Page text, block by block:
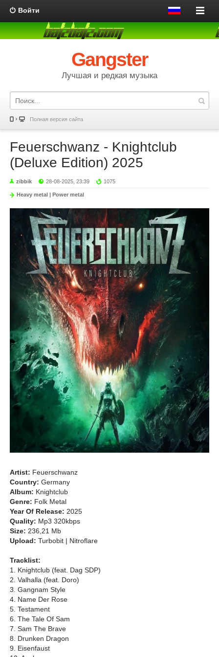
Войти
Gangster
Лучшая и редкая музыка
Полная версия сайта
Feuerschwanz - Knightclub
(Deluxe Edition) 2025
zibbik 28-08-2025, 23:39 1075
Heavy metal | Power metal
Artist: Feuerschwanz
Country: Germany
Album: Knightclub
Genre: Folk Metal
Year Of Release: 2025
Quality: Mp3 320kbps
Size: 236,21 Mb
Upload: Turbobit | Nitroflare
Tracklist:
1. Knightclub (feat. Dag SDP)
2. Valhalla (feat. Doro)
3. Gangnam Style
4. Name Der Rose
5. Testament
6. The Tale Of Sam
7. Sam The Brave
8. Drunken Dragon
9. Eisenfaust